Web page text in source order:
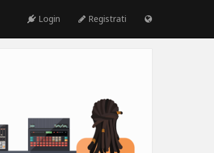
Login Registrati